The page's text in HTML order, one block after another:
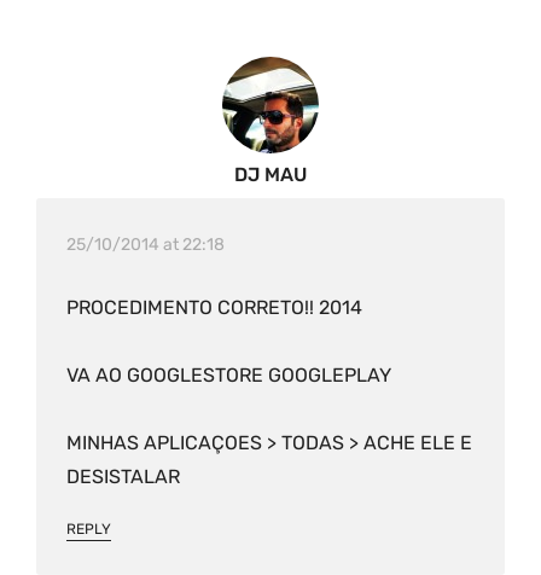
DJ MAU
25/10/2014 at 22:18
PROCEDIMENTO CORRETO!! 2014
VA AO GOOGLESTORE GOOGLEPLAY
MINHAS APLICAÇOES > TODAS > ACHE ELE E
DESISTALAR
REPLY